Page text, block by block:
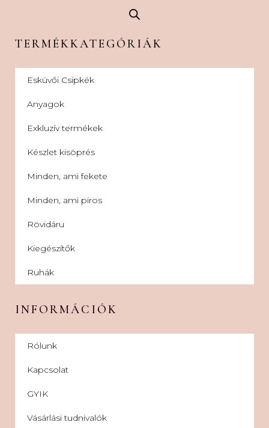
TERMÉKKATEGÓRIÁK
Esküvői Csipkék
Anyagok
Exkluzív termékek
Készlet kisöprés
Minden, ami fekete
Minden, ami piros
Rövidáru
Kiegészítők
Ruhák
INFORMÁCIÓK
Rólunk
Kapcsolat
GYIK
Vásárlási tudnivalók